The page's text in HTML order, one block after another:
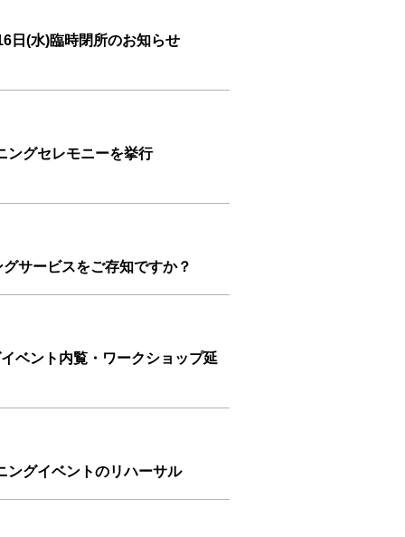
(水)臨時閉所のお知らせ
ングセレモニーを挙行
サービスをご存知ですか？
ベント内覧・ワークショップ延
ングイベントのリハーサル